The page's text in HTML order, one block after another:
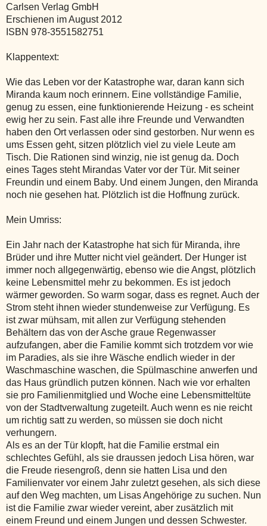
Carlsen Verlag GmbH
Erschienen im August 2012
ISBN 978-3551582751
Klappentext:
Wie das Leben vor der Katastrophe war, daran kann sich
Miranda kaum noch erinnern. Eine vollständige Familie,
genug zu essen, eine funktionierende Heizung - es scheint
ewig her zu sein. Fast alle ihre Freunde und Verwandten
haben den Ort verlassen oder sind gestorben. Nur wenn es
ums Essen geht, sitzen plötzlich viel zu viele Leute am
Tisch. Die Rationen sind winzig, nie ist genug da. Doch
eines Tages steht Mirandas Vater vor der Tür. Mit seiner
Freundin und einem Baby. Und einem Jungen, den Miranda
noch nie gesehen hat. Plötzlich ist die Hoffnung zurück.
Mein Umriss:
Ein Jahr nach der Katastrophe hat sich für Miranda, ihre
Brüder und ihre Mutter nicht viel geändert. Der Hunger ist
immer noch allgegenwärtig, ebenso wie die Angst, plötzlich
keine Lebensmittel mehr zu bekommen. Es ist jedoch
wärmer geworden. So warm sogar, dass es regnet. Auch der
Strom steht ihnen wieder stundenweise zur Verfügung. Es
ist zwar mühsam, mit allen zur Verfügung stehenden
Behältern das von der Asche graue Regenwasser
aufzufangen, aber die Familie kommt sich trotzdem vor wie
im Paradies, als sie ihre Wäsche endlich wieder in der
Waschmaschine waschen, die Spülmaschine anwerfen und
das Haus gründlich putzen können. Nach wie vor erhalten
sie pro Familienmitglied und Woche eine Lebensmitteltüte
von der Stadtverwaltung zugeteilt. Auch wenn es nie reicht
um richtig satt zu werden, so müssen sie doch nicht
verhungern.
Als es an der Tür klopft, hat die Familie erstmal ein
schlechtes Gefühl, als sie draussen jedoch Lisa hören, war
die Freude riesengroß, denn sie hatten Lisa und den
Familienvater vor einem Jahr zuletzt gesehen, als sich diese
auf den Weg machten, um Lisas Angehörige zu suchen. Nun
ist die Familie zwar wieder vereint, aber zusätzlich mit
einem Freund und einem Jungen und dessen Schwester.